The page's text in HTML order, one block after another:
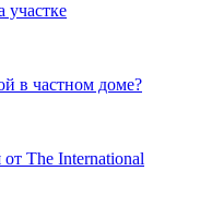
участке
в частном доме?
The International